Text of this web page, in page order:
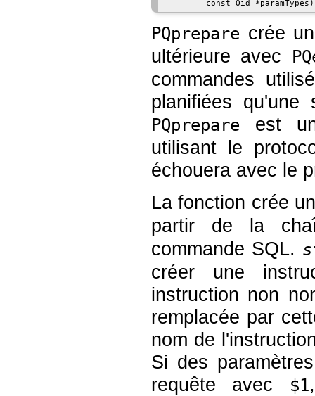
PQprepare crée
ultérieure avec
commandes
planifiées qu'une
PQprepare est
utilisant le
échouera avec le
La fonction crée
partir de la
commande SQL.
créer une
instruction non
remplacée par
nom de
Si des
requête avec
$1